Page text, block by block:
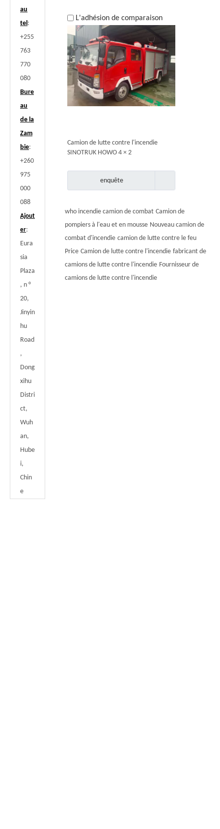
au
tel:
+255
763
770
080
Bure
au
de la
Zam
bie:
+260
975
000
088
Ajout
er:
Eura
sia
Plaza
, n °
20,
Jinyin
hu
Road
,
Dong
xihu
Distri
ct,
Wuh
an,
Hube
i,
Chin
e
L'adhésion de comparaison
Camion de lutte contre l'incendie
SINOTRUK HOWO 4 × 2
enquête
who incendie camion de combat Camion de
pompiers à l'eau et en mousse Nouveau camion de
combat d'incendie camion de lutte contre le feu
Price Camion de lutte contre l'incendie fabricant de
camions de lutte contre l'incendie Fournisseur de
camions de lutte contre l'incendie